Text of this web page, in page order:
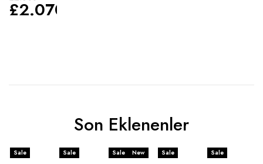
£2.070
Son Eklenenler
Sale Sale Sale New Sale Sale